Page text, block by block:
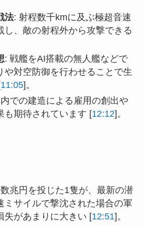
法: 射程数千kmに及ぶ極超音速
し、敵の射程外から攻撃できる
: 戦艦をAI搭載の無人艦などで
や対空防御を行わせることで生
11:05]。
での建造による雇用の創出や
も期待されています [12:12]。
兆円を投じた1隻が、最新の潜
ミサイルで撃沈された場合の軍
失があまりに大きい [12:51]。